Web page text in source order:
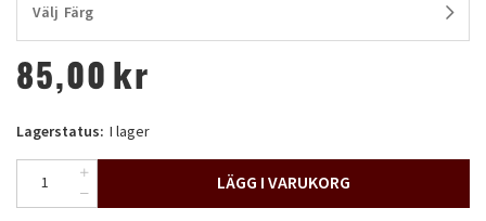
Välj Färg
85,00 kr
Lagerstatus: I lager
LÄGG I VARUKORG